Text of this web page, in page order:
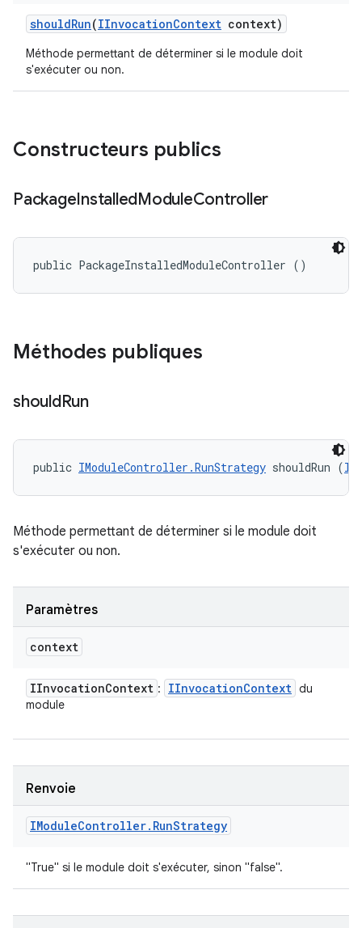
shouldRun(IInvocationContext context)
Méthode permettant de déterminer si le module doit
s'exécuter ou non.
Constructeurs publics
PackageInstalledModuleController
public PackageInstalledModuleController ()
Méthodes publiques
shouldRun
public IModuleController.RunStrategy shouldRun (
Méthode permettant de déterminer si le module doit
s'exécuter ou non.
Paramètres
context
IInvocationContext : IInvocationContext du
module
Renvoie
IModuleController. RunStrategy
"True" si le module doit s'exécuter, sinon "false".